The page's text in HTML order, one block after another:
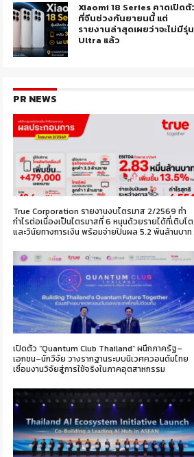
Xiaomi 18 Series คาดเปิดตั
ที่จีนช่วงกันยายนนี้ แต่
รายงานล่าสุดเผยว่าจะไม่มีรุ่น
Ultra แล้ว
PR NEWS
True Corporation รายงานงบไตรมาส 2/2569 ทำ
กำไรต่อเนื่องเป็นไตรมาสที่ 6 หนุนด้วยรายได้ที่เติบโต
และวินัยทางการเงิน พร้อมจ่ายปันผล 5.2 พันล้านบาท
เปิดตัว “Quantum Club Thailand” ผนึกภาครัฐ–
เอกชน–นักวิจัย วางรากฐานระบบนิเวศควอนตัมไทย
เชื่อมงานวิจัยสู่การใช้จริงในภาคอุตสาหกรรม